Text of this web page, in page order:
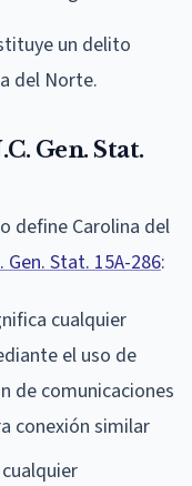
un delito
del Norte.
Gen. Stat.
define Carolina del
Gen. Stat. 15A-286:
cualquier
el uso de
de comunicaciones
conexión similar